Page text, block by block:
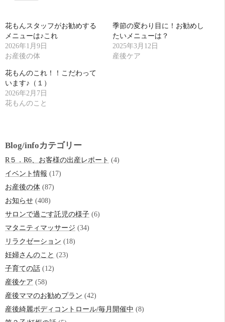
花もんスタッフがお勧めする
メニューは♪これ
2026年1月9日
お産後の体
季節の変わり目に！お勧めし
たいメニューは？
2025年3月12日
産後ケア
花もんのこれ！！こだわって
います♪（１）
2026年2月7日
花もんのこと
Blog/infoカテゴリー
R５．R6、お客様の出産レポート (4)
イベント情報 (17)
お産後の体 (87)
お知らせ (408)
サロンで過ごす託児の様子 (6)
マタニティマッサージ (34)
リラクゼーション (18)
妊婦さんのこと (23)
子育ての話 (12)
産後ケア (58)
産後ママのお勧めプラン (42)
産後綺麗ボディコントロール/毎月開催中 (8)